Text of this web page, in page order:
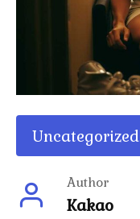
Uncategorized
Author
Kakao